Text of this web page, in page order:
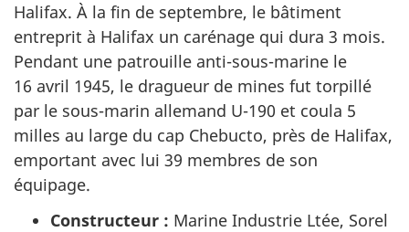
Halifax. À la fin de septembre, le bâtiment
entreprit à Halifax un carénage qui dura 3 mois.
Pendant une patrouille anti-sous-marine le
16 avril 1945, le dragueur de mines fut torpillé
par le sous-marin allemand U-190 et coula 5
milles au large du cap Chebucto, près de Halifax,
emportant avec lui 39 membres de son
équipage.
Constructeur : Marine Industrie Ltée, Sorel